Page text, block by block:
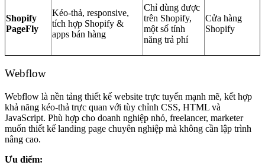
Shopify
PageFly
Kéo-thả, responsive,
tích hợp Shopify &
apps bán hàng
Chỉ dùng được
trên Shopify,
một số tính
năng trả phí
Cửa hàng
Shopify
Webflow
Webflow là nền tảng thiết kế website trực tuyến mạnh mẽ, kết hợp
khả năng kéo-thả trực quan với tùy chỉnh CSS, HTML và
JavaScript. Phù hợp cho doanh nghiệp nhỏ, freelancer, marketer
muốn thiết kế landing page chuyên nghiệp mà không cần lập trình
nâng cao.
Ưu điểm: